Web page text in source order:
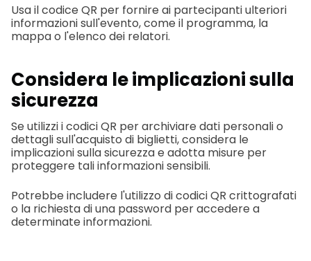
Usa il codice QR per fornire ai partecipanti ulteriori
informazioni sull'evento, come il programma, la
mappa o l'elenco dei relatori.
Considera le implicazioni sulla
sicurezza
Se utilizzi i codici QR per archiviare dati personali o
dettagli sull'acquisto di biglietti, considera le
implicazioni sulla sicurezza e adotta misure per
proteggere tali informazioni sensibili.
Potrebbe includere l'utilizzo di codici QR crittografati
o la richiesta di una password per accedere a
determinate informazioni.